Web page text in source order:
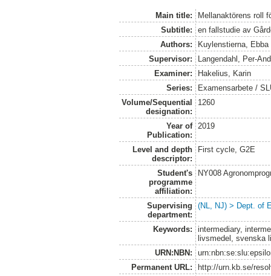
Main title:
Mellanaktörens roll
Subtitle:
en fallstudie av
Authors:
Kuylenstierna, Ebba
Supervisor:
Langendahl, Per-
Examiner:
Hakelius, Karin
Series:
Examensarbete /
Volume/Sequential
designation:
1260
Year of
Publication:
2019
Level and depth
descriptor:
First cycle, G2E
Student's
programme
affiliation:
NY008
Supervising
department:
(NL, NJ) > Dept. of
Keywords:
intermediary,
livsmedel, svenska
URN:NBN:
Permanent URL:
http://urn.kb.se/